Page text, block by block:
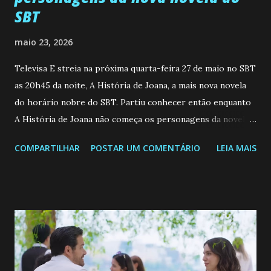
SBT
maio 23, 2026
Televisa E streia na próxima quarta-feira 27 de maio no SBT
as 20h45 da noite, A História de Joana, a mais nova novela
do horário nobre do SBT. Partiu conhecer então enquanto
A História de Joana não começa os personagens da novela?
de 25/05/26 a 31/05/26 JOANA GUADALUPE (Camila
permanecer virgem até encontrar o homem que realmente
ama, o que não é fácil, já que dedica todas as suas energias a
se aprimorar, trabalhando, estudando e se orgulhando de
COMPARTILHAR POSTAR UM COMENTÁRIO LEIA MAIS